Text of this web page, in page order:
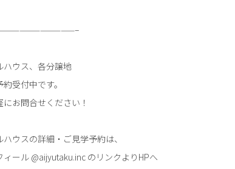
ハウス、各分譲地
受付中です。
にお問合せください！
ハウスの詳細・ご見学予約は、
ィール @aijyutaku.inc のリンクよりHPへ